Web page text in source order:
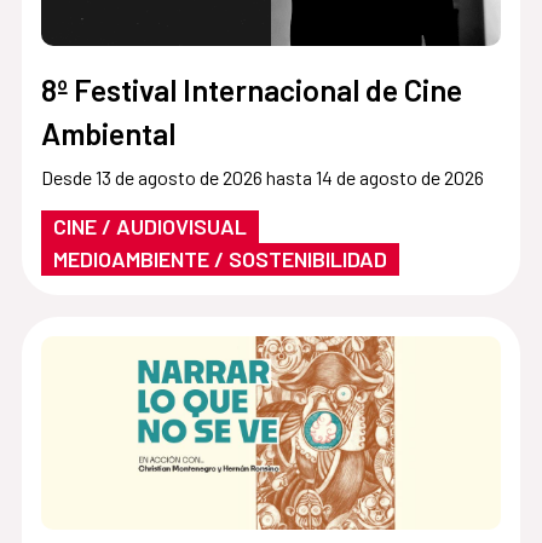
8º Festival Internacional de Cine
Ambiental
Desde 13 de agosto de 2026 hasta 14 de agosto de 2026
CINE / AUDIOVISUAL
MEDIOAMBIENTE / SOSTENIBILIDAD